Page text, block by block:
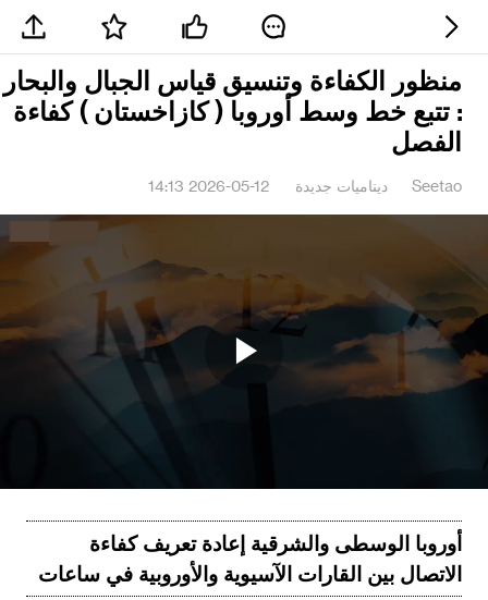
منظور الكفاءة وتنسيق قياس الجبال والبحار
: تتبع خط وسط أوروبا ( كازاخستان ) كفاءة
الفصل
Seetao ديناميات جديدة 2026-05-12 14:13
Play
أوروبا الوسطى والشرقية إعادة تعريف كفاءة
الاتصال بين القارات الآسيوية والأوروبية في ساعات